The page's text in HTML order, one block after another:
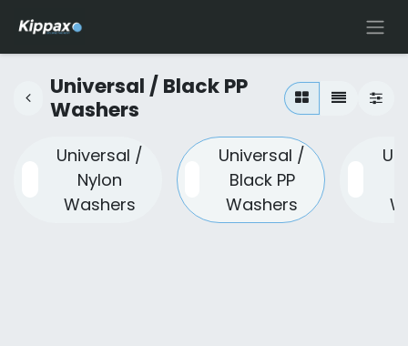
Universal / Black PP
Washers
Universal /
Nylon
Washers
Universal /
Black PP
Washers